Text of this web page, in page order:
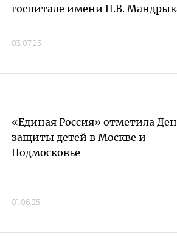
госпитале имени П.В.
03.07.25
«Единая Россия» отметила
защиты детей в Москве и
Подмосковье
01.06.25